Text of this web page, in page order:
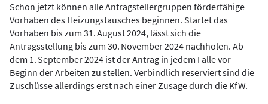
Schon jetzt können alle Antragstellergruppen förderfähige
Vorhaben des Heizungstausches beginnen. Startet das
Vorhaben bis zum 31. August 2024, lässt sich die
Antragsstellung bis zum 30. November 2024 nachholen. Ab
dem 1. September 2024 ist der Antrag in jedem Falle vor
Beginn der Arbeiten zu stellen. Verbindlich reserviert sind die
Zuschüsse allerdings erst nach einer Zusage durch die KfW.